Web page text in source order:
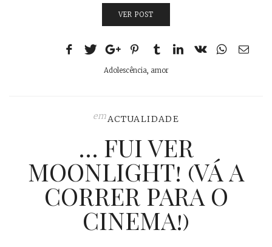
VER POST
Adolescência, amor
emACTUALIDADE
… FUI VER
MOONLIGHT! (VÁ A
CORRER PARA O
CINEMA!)